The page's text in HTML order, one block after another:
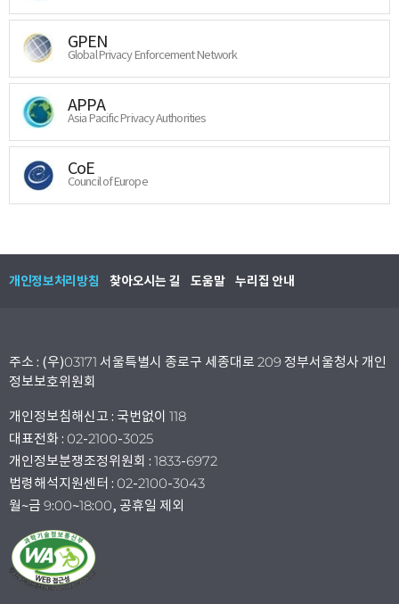
GPEN
Global Privacy Enforcement Network
APPA
Asia Pacific Privacy Authorities
CoE
Council of Europe
개인정보처리방침 찾아오시는 길 도움말 누리집 안내
주소 : (우)03171 서울특별시 종로구 세종대로 209 정부서울청사 개인
정보보호위원회
개인정보침해신고 : 국번없이 118
대표전화 : 02-2100-3025
개인정보분쟁조정위원회 : 1833-6972
법령해석지원센터 : 02-2100-3043
월~금 9:00~18:00, 공휴일 제외